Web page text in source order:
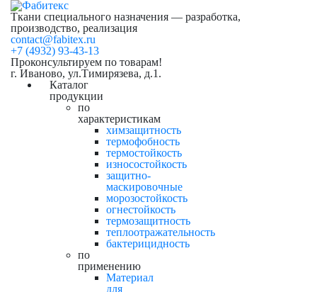
Ткани специального назначения — разработка,
производство, реализация
contact@fabitex.ru
+7 (4932) 93-43-13
Проконсультируем по товарам!
г. Иваново, ул.Тимирязева, д.1.
Каталог
продукции
по
характеристикам
химзащитность
термофобность
термостойкость
износостойкость
защитно-
маскировочные
морозостойкость
огнестойкость
термозащитность
теплоотражательность
бактерицидность
по
применению
Материал
для